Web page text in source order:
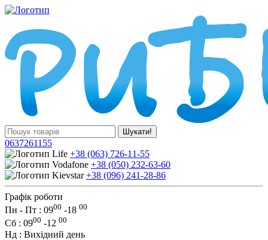
Шукати!
0637261155
+38 (063) 726-11-55
+38 (050) 232-63-60
+38 (096) 241-28-86
Графік роботи
Пн - Пт : 0900 -18 00
Сб : 0900 -12 00
Нд : Вихідний день